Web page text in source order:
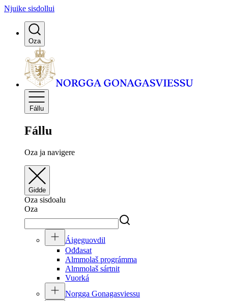
Njuike sisdollui
Oza
Fállu
Fállu
Oza ja navigere
Gidde
Oza sisdoalu
Oza
Áigeguovdil
Ođđasat
Almmolaš prográmma
Almmolaš sártnit
Vuorká
Norgga Gonagasviessu